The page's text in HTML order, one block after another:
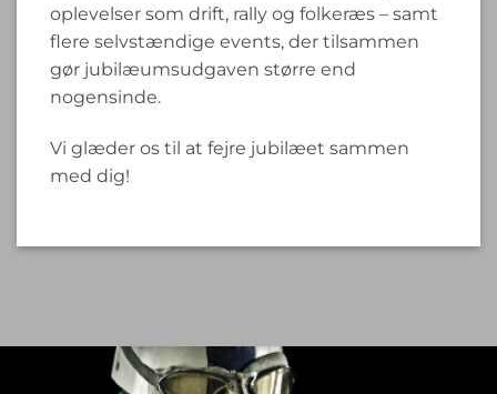
oplevelser som drift, rally og folkeræs – samt
flere selvstændige events, der tilsammen
gør jubilæumsudgaven større end
nogensinde.
Vi glæder os til at fejre jubilæet sammen
med dig!